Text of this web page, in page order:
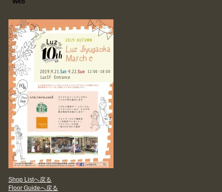
Web
Shop Listへ戻る
Floor Guideへ戻る